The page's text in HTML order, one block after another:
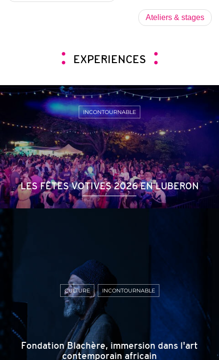
Ateliers & stages
EXPERIENCES
LES FÊTES VOTIVES 2026 EN LUBERON
INCONTOURNABLE
Fondation Blachère, immersion dans l'art
contemporain africain
CULTURE INCONTOURNABLE